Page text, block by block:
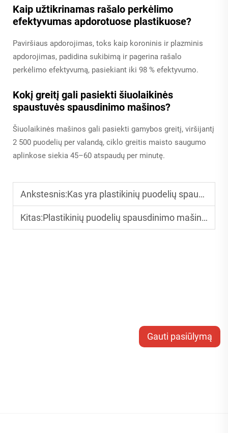
Kaip užtikrinamas rašalo perkėlimo
efektyvumas apdorotuose plastikuose?
Paviršiaus apdorojimas, toks kaip koroninis ir plazminis
apdorojimas, padidina sukibimą ir pagerina rašalo
perkėlimo efektyvumą, pasiekiant iki 98 % efektyvumo.
Kokį greitį gali pasiekti šiuolaikinės
spaustuvės spausdinimo mašinos?
Šiuolaikinės mašinos gali pasiekti gamybos greitį, viršijantį
2 500 puodelių per valandą, ciklo greitis maisto saugumo
aplinkose siekia 45–60 atspaudų per minutę.
Ankstesnis:Kas yra plastikinių puodelių spausdinimo mašina? Pradedančiųjų gidas
Kitas:Plastikinių puodelių spausdinimo mašina vs. popierinių puodelių spausdinimo mašina: pagrindiniai skirtumai
Gauti pasiūlymą